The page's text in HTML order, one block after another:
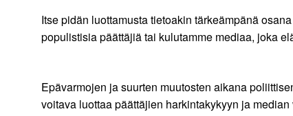
Itse pidän luottamusta tietoakin tärkeämpänä
populistisia päättäjiä tai kulutamme mediaa, joka
Epävarmojen ja suurten muutosten aikana
voitava luottaa päättäjien harkintakykyyn ja